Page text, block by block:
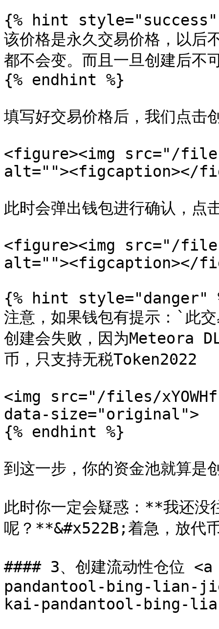
{% hint style="success"
该价格是永久交易价格，以后
都不会变。而且一旦创建后不
{% endhint %}
填写好交易价格后，我们点击
<figure><img src="/files/
alt=""><figcaption></
此时会弹出钱包进行确认，点
<figure><img src="/files/
alt=""><figcaption></
{% hint style="danger"
注意，如果钱包有提示：`此
创建会失败，因为Meteora
币，只支持无税Token2022
<img src="/files/
data-size="original">
{% endhint %}
到这一步，你的资金池就算是
此时你一定会疑惑：**我还没
呢？**&#x522B;着急，放代
#### 3、创建流动性仓
pandantool-bing-lian-
kai-pandantool-bing-